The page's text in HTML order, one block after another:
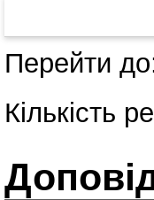
Перейти
Кількість